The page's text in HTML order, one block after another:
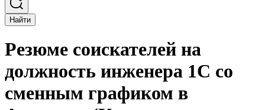
Найти
Резюме соискателей на
должность инженера 1С со
сменным графиком в